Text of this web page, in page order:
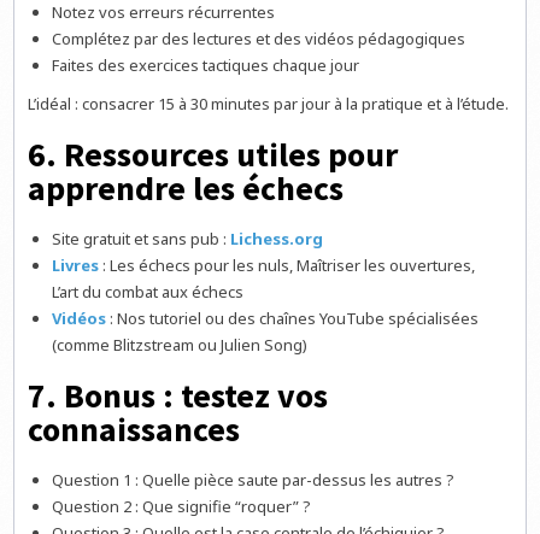
Notez vos erreurs récurrentes
Complétez par des lectures et des vidéos pédagogiques
Faites des exercices tactiques chaque jour
L’idéal : consacrer 15 à 30 minutes par jour à la pratique et à l’étude.
6. Ressources utiles pour
apprendre les échecs
Site gratuit et sans pub : Lichess.org
Livres : Les échecs pour les nuls, Maîtriser les ouvertures,
L’art du combat aux échecs
Vidéos : Nos tutoriel ou des chaînes YouTube spécialisées
(comme Blitzstream ou Julien Song)
7. Bonus : testez vos
connaissances
Question 1 : Quelle pièce saute par-dessus les autres ?
Question 2 : Que signifie “roquer” ?